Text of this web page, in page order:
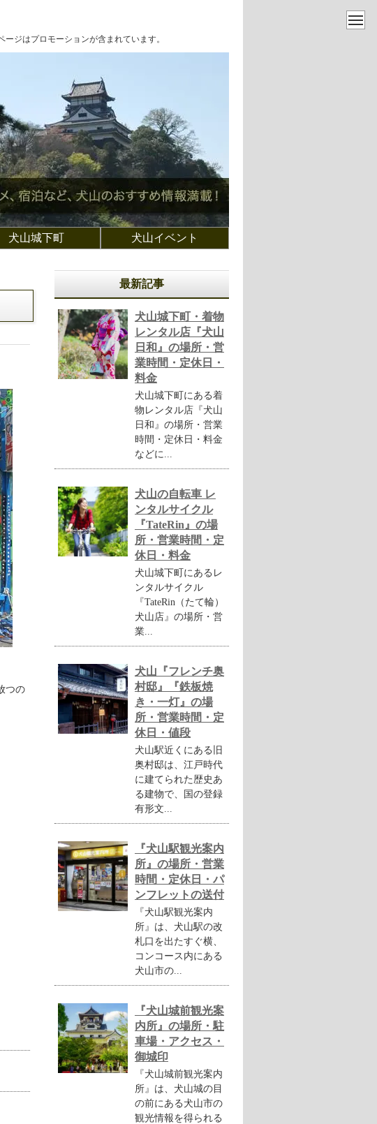
ジはプロモーションが含まれています。
犬山城下町 犬山イベント
つの
最新記事
犬山城下町・着物
レンタル店『犬山
日和』の場所・営
業時間・定休日・
料金
犬山城下町にある着
物レンタル店『犬山
日和』の場所・営業
時間・定休日・料金
などに...
犬山の自転車 レ
ンタルサイクル
『TateRin』の場
所・営業時間・定
休日・料金
犬山城下町にあるレ
ンタルサイクル
『TateRin（たて輪）
犬山店』の場所・営
業...
犬山『フレンチ奥
村邸』『鉄板焼
き・一灯』の場
所・営業時間・定
休日・値段
犬山駅近くにある旧
奥村邸は、江戸時代
に建てられた歴史あ
る建物で、国の登録
有形文...
『犬山駅観光案内
所』の場所・営業
時間・定休日・パ
ンフレットの送付
『犬山駅観光案内
所』は、犬山駅の改
札口を出たすぐ横、
コンコース内にある
犬山市の...
『犬山城前観光案
内所』の場所・駐
車場・アクセス・
御城印
『犬山城前観光案内
所』は、犬山城の目
の前にある犬山市の
観光情報を得られる